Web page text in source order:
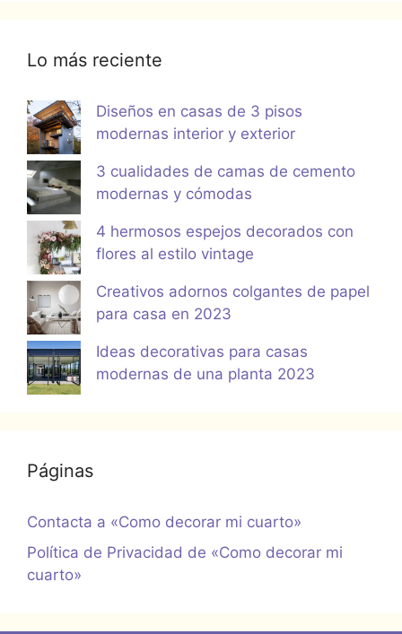
Lo más reciente
Diseños en casas de 3 pisos
modernas interior y exterior
3 cualidades de camas de cemento
modernas y cómodas
4 hermosos espejos decorados con
flores al estilo vintage
Creativos adornos colgantes de papel
para casa en 2023
Ideas decorativas para casas
modernas de una planta 2023
Páginas
Contacta a «Como decorar mi cuarto»
Política de Privacidad de «Como decorar mi
cuarto»